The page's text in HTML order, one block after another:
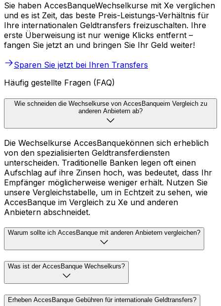
Sie haben AccesBanqueWechselkurse mit Xe verglichen
und es ist Zeit, das beste Preis-Leistungs-Verhältnis für
Ihre internationalen Geldtransfers freizuschalten. Ihre
erste Überweisung ist nur wenige Klicks entfernt –
fangen Sie jetzt an und bringen Sie Ihr Geld weiter!
Sparen Sie jetzt bei Ihren Transfers
Häufig gestellte Fragen (FAQ)
Wie schneiden die Wechselkurse von AccesBanqueim Vergleich zu
anderen Anbietern ab?
Die Wechselkurse AccesBanquekönnen sich erheblich
von den spezialisierten Geldtransferdiensten
unterscheiden. Traditionelle Banken legen oft einen
Aufschlag auf ihre Zinsen hoch, was bedeutet, dass Ihr
Empfänger möglicherweise weniger erhält. Nutzen Sie
unsere Vergleichstabelle, um in Echtzeit zu sehen, wie
AccesBanque im Vergleich zu Xe und anderen
Anbietern abschneidet.
Warum sollte ich AccesBanque mit anderen Anbietern vergleichen?
Was ist der AccesBanque Wechselkurs?
Erheben AccesBanque Gebühren für internationale Geldtransfers?